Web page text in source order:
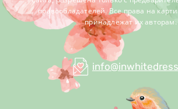
правообладателей. Все права на
принадлежат их авторам.